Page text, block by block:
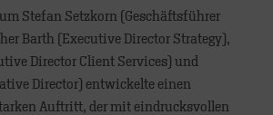
um Stefan Setzkorn (Geschäftsführer
Barth (Executive Director Strategy),
Director Client Services) und
Director) entwickelte einen
Auftritt, der mit eindrucksvollen